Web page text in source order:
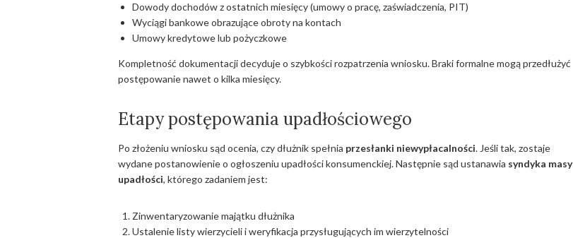
Dowody dochodów z ostatnich miesięcy (umowy o pracę, zaświadczenia, PIT)
Wyciągi bankowe obrazujące obroty na kontach
Umowy kredytowe lub pożyczkowe
Kompletność dokumentacji decyduje o szybkości rozpatrzenia wniosku. Braki formalne mogą przedłużyć
postępowanie nawet o kilka miesięcy.
Etapy postępowania upadłościowego
Po złożeniu wniosku sąd ocenia, czy dłużnik spełnia przesłanki niewypłacalności. Jeśli tak, zostaje
wydane postanowienie o ogłoszeniu upadłości konsumenckiej. Następnie sąd ustanawia syndyka masy
upadłości, którego zadaniem jest:
Zinwentaryzowanie majątku dłużnika
Ustalenie listy wierzycieli i weryfikacja przysługujących im wierzytelności